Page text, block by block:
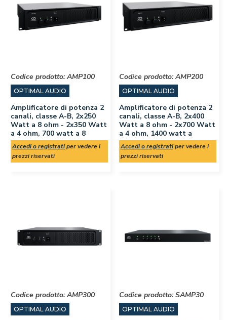
Codice prodotto:AMP100
OPTIMAL AUDIO
Amplificatore di potenza 2
canali, classe A-B, 2x250
Watt a 8 ohm - 2x350 Watt
a 4 ohm, 700 watt a 8
Accedi o registratiper vedere i
prezzi riservati
Codice prodotto:AMP200
OPTIMAL AUDIO
Amplificatore di potenza 2
canali, classe A-B, 2x400
Watt a 8 ohm - 2x700 Watt
a 4 ohm, 1400 watt a
Accedi o registratiper vedere i
prezzi riservati
Codice prodotto:AMP300
OPTIMAL AUDIO
Codice prodotto:SAMP30
OPTIMAL AUDIO